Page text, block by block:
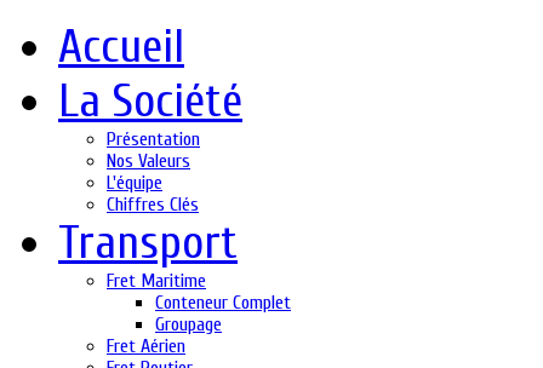
Accueil
La Société
Présentation
Nos Valeurs
L'équipe
Chiffres Clés
Transport
Fret Maritime
Conteneur Complet
Groupage
Fret Aérien